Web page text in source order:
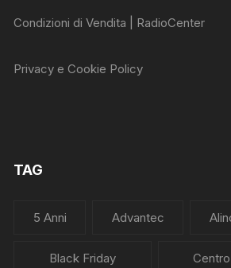
Condizioni di Vendita | RadioCenter
Privacy e Cookie Policy
TAG
5 Anni Advantec
Black Friday